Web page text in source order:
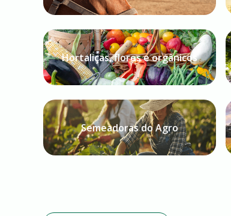
Hortaliças, flores e orgânicos
Semeadoras do Agro